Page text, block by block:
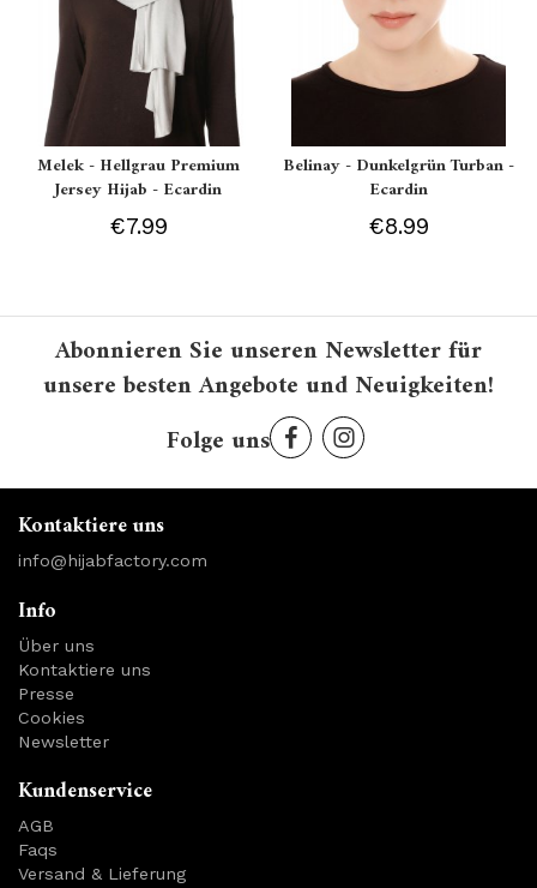
Melek - Hellgrau Premium
Jersey Hijab - Ecardin
€7.99
Belinay - Dunkelgrün Turban -
Ecardin
€8.99
Abonnieren Sie unseren Newsletter für
unsere besten Angebote und Neuigkeiten!
Folge uns
Kontaktiere uns
info@hijabfactory.com
Info
Über uns
Kontaktiere uns
Presse
Cookies
Newsletter
Kundenservice
AGB
Faqs
Versand & Lieferung